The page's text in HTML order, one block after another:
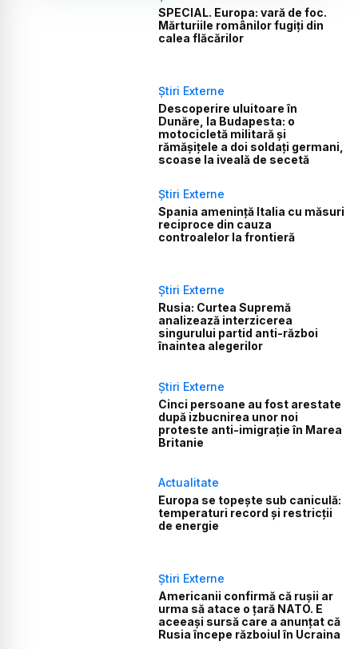
SPECIAL. Europa: vară de foc.
Mărturiile românilor fugiți din
calea flăcărilor
Știri Externe
Descoperire uluitoare în
Dunăre, la Budapesta: o
motocicletă militară și
rămășițele a doi soldați germani,
scoase la iveală de secetă
Știri Externe
Spania amenință Italia cu măsuri
reciproce din cauza
controalelor la frontieră
Știri Externe
Rusia: Curtea Supremă
analizează interzicerea
singurului partid anti-război
înaintea alegerilor
Știri Externe
Cinci persoane au fost arestate
după izbucnirea unor noi
proteste anti-imigrație în Marea
Britanie
Actualitate
Europa se topește sub caniculă:
temperaturi record și restricții
de energie
Știri Externe
Americanii confirmă că rușii ar
urma să atace o țară NATO. E
aceeași sursă care a anunțat că
Rusia începe războiul în Ucraina